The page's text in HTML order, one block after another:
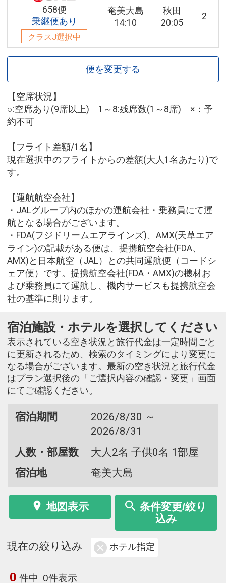
658便
乗継便あり
クラスJ選択中
奄美大島
14:10
秋田
20:05
2
便を変更する
【空席状況】
○:空席あり(9席以上) 1～8:残席数(1～8席) ×：予
約不可
【フライト差額/1名】
現在選択中のフライトからの差額(大人1名あたり)で
す。
【運航航空会社】
・JALグループ内のほかの運航会社・乗務員にて運
航となる場合がございます。
・FDA(フジドリームエアラインズ)、AMX(天草エア
ライン)の記載がある便は、提携航空会社(FDA、
AMX)と日本航空（JAL）との共同運航便（コードシ
ェア便）です。提携航空会社(FDA・AMX)の機材お
よび乗務員にて運航し、機内サービスも提携航空会
社の基準に則ります。
宿泊施設・ホテルを選択してください
表示されている空き状況と旅行代金は一定時間ごと
に更新されるため、検索のタイミングにより変更に
なる場合がございます。最新の空き状況と旅行代金
はプラン選択後の「ご選択内容の確認・変更」画面
にてご確認ください。
宿泊期間
2026/8/30 ～
2026/8/31
人数・部屋数
大人2名 子供0名 1部屋
宿泊地
奄美大島
地図表示
条件変更/絞り
込み
現在の絞り込み ホテル指定
0 件中 0件表示